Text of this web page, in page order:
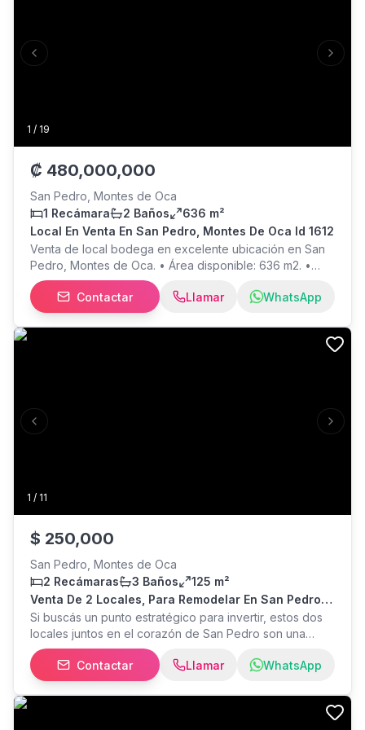
1 / 19
Previous slide Next
₡ 480,000,000
San Pedro, Montes de Oca
1 Recámara
2 Baños
636 m²
Local En Venta En San Pedro, Montes De Oca Id 1612
Venta de local bodega en excelente ubicación en San
Pedro, Montes de Oca. • Área disponible: 636 m2. •
Precio alquiler: $13,000. • Precio venta: 480,000,000 •
Uso de suelo: Comercial. Consideraciones: • Piso de
alta capacidad soportante, fácil manejo de montacargas.
• Bodega en: concreto reforzado. • Punto ideal para
logística. Ventajas: • Cercanía a servicios de transporte
Contactar Llamar WhatsApp
1 / 11
Previous slide Next
$ 250,000
San Pedro, Montes de Oca
2 Recámaras
3 Baños
125 m²
Venta De 2 Locales, Para Remodelar En San Pedro!
P563
Si buscás un punto estratégico para invertir, estos dos
locales juntos en el corazón de San Pedro son una
oportunidad que no podés dejar pasar. Perfectos para
demoler o remodelar a tu gusto, ofrecen un lienzo en
blanco para desarrollar el proyecto comercial que
necesitás. Ubicación privilegiada Situados en una zona
Contactar Llamar WhatsApp